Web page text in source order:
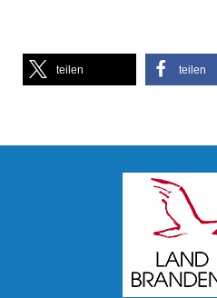
teilen teilen